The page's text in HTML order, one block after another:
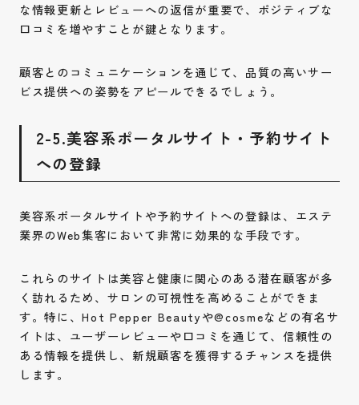
な情報更新とレビューへの返信が重要で、ポジティブな
口コミを増やすことが鍵となります。
顧客とのコミュニケーションを通じて、品質の高いサー
ビス提供への姿勢をアピールできるでしょう。
2-5.美容系ポータルサイト・予約サイト
への登録
美容系ポータルサイトや予約サイトへの登録は、エステ
業界のWeb集客において非常に効果的な手段です。
これらのサイトは美容と健康に関心のある潜在顧客が多
く訪れるため、サロンの可視性を高めることができま
す。特に、Hot Pepper Beautyや@cosmeなどの有名サ
イトは、ユーザーレビューや口コミを通じて、信頼性の
ある情報を提供し、新規顧客を獲得するチャンスを提供
します。